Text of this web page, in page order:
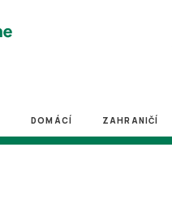
DOMÁCÍ ZAHRANIČÍ